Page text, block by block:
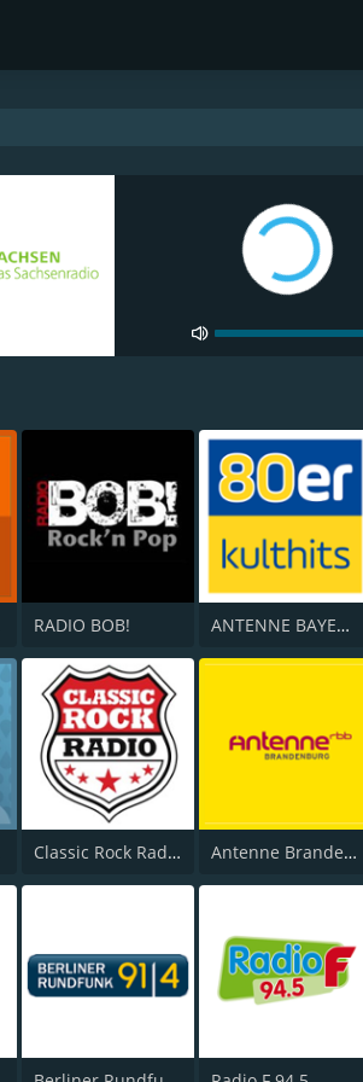
RADIO BOB! ANTENNE BAYERN 80er Kulthits
Classic Rock Radio Antenne Brandenburg vom rbb